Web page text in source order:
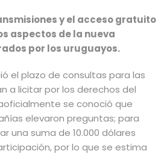
y el acceso gratuito
aspectos de la nueva
por los uruguayos.
el plazo de consultas para las
a licitar por los derechos del
se conoció que
elevaron preguntas; para
una suma de 10.000 dólares
por lo que se estima